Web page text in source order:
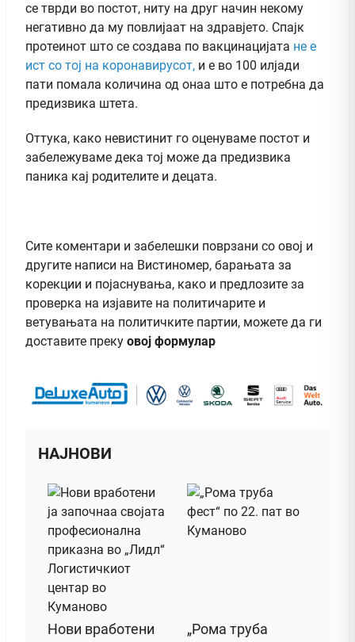
се тврди во постот, ниту на друг начин некому
негативно да му повлијаат на здравјето. Спајк
протеинот што се создава по вакцинацијата не е
ист со тој на коронавирусот, и е во 100 илјади
пати помала количина од онаа што е потребна да
предизвика штета.
Оттука, како невистинит го оценуваме постот и
забележуваме дека тој може да предизвика
паника кај родителите и децата.
Сите коментари и забелешки поврзани со овој и
другите написи на Вистиномер, барањата за
корекции и појаснувања, како и предлозите за
проверка на изјавите на политичарите и
ветувањата на политичките партии, можете да ги
доставите преку овој формулар
НАЈНОВИ
Нови вработени „Рома труба